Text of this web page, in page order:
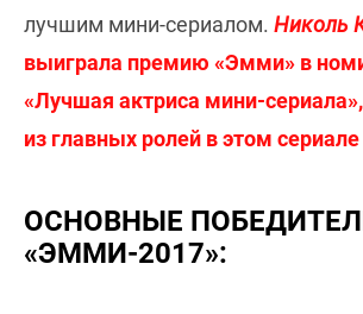
лучшим мини-сериалом. Николь
выиграла премию «Эмми» в
«Лучшая актриса мини-
из главных ролей в этом
ОСНОВНЫЕ
«ЭММИ-2017»: